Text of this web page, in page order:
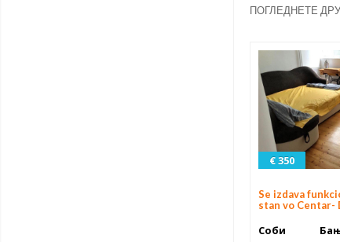
ПОГЛЕДНЕТЕ
€ 350
Se izdava
stan vo Centar-
Соби